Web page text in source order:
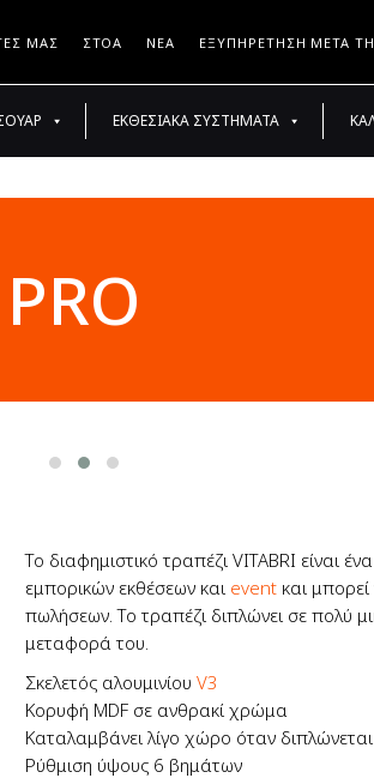
ΜΑΣ ΣΤΟΆ ΝΈΑ ΕΞΥΠΗΡΈΤΗΣΗ ΜΕΤΆ
ΕΚΘΕΣΙΑΚΆ ΣΥΣΤΉΜΑΤΑ
Το διαφημιστικό τραπέζι VITABRI είναι
εμπορικών εκθέσεων και eventκαι μπορεί
πωλήσεων. Το τραπέζι διπλώνει σε πολύ
μεταφορά του.
Σκελετός αλουμινίου V3
Κορυφή MDF σε ανθρακί χρώμα
Καταλαμβάνει λίγο χώρο όταν διπλώνεται
Ρύθμιση ύψους 6 βημάτων